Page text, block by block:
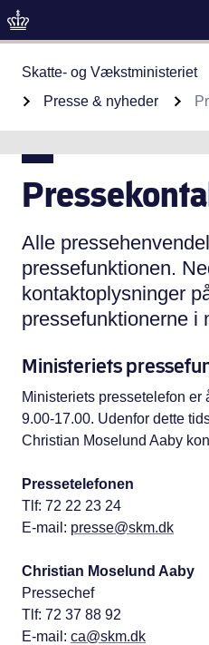
Skatte- og Vækstministeriet
Presse & nyheder
Alle
pressefunktionen.
kontaktoplysninger
pressefunktionerne i
Ministeriets
Ministeriets pressetelefon er
9.00-17.00. Udenfor dette
Christian Moselund Aaby
Pressetelefonen
Tlf: 72 22 23 24
E-mail: presse@skm.dk
Christian Moselund Aaby
Pressechef
Tlf: 72 37 88 92
E-mail: ca@skm.dk